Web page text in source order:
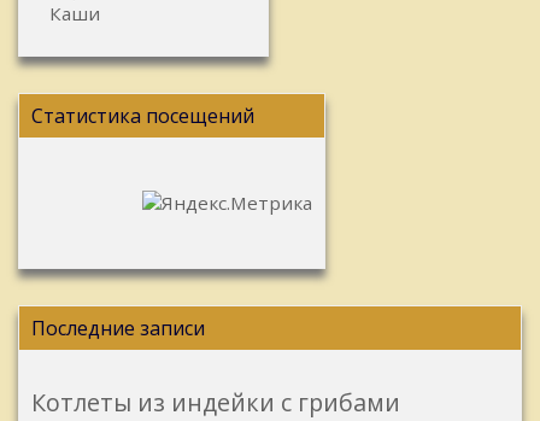
Каши
Статистика посещений
Последние записи
Котлеты из индейки с грибами